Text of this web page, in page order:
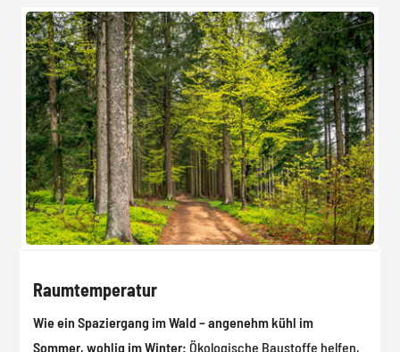
Raumtemperatur
Wie ein Spaziergang im Wald – angenehm kühl im
Sommer, wohlig im Winter: Ökologische Baustoffe helfen,